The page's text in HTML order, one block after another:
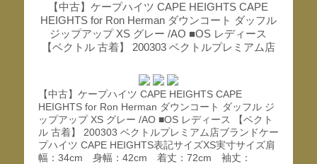
【中古】ケープハイツ CAPE HEIGHTS CAPE
HEIGHTS for Ron Herman ダウンコート ダッフル
ジップアップ XS グレー /AO ■OS レディース
【ベクトル 古着】 200303 ベクトルプレミアム店
【中古】ケープハイツ CAPE HEIGHTS CAPE
HEIGHTS for Ron Herman ダウンコート ダッフル ジ
ップアップ XS グレー /AO ■OS レディース 【ベクト
ル 古着】 200303 ベクトルプレミアム店ブランドケー
プハイツ CAPE HEIGHTS表記サイズXS実寸サイズ肩
幅：34cm 身幅：42cm 着丈：72cm 袖丈：